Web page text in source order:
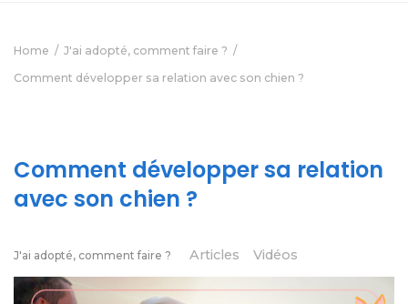
Home
J'ai adopté, comment faire ?
Comment développer sa relation avec son chien ?
Comment développer sa relation
avec son chien ?
J'ai adopté, comment faire ? Articles Vidéos